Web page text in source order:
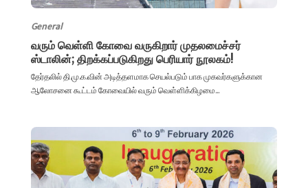
General
வரும் வெள்ளி கோவை வருகிறார் முதலமைச்சர்
ஸ்டாலின்; திறக்கப்படுகிறது பெரியார் நூலகம்!
தேர்தலில் தி.மு.க.வின் அடித்தளமாக செயல்படும் பாக முகவர்களுக்கான
ஆலோசனை கூட்டம் கோவையில் வரும் வெள்ளிக்கிழமை...